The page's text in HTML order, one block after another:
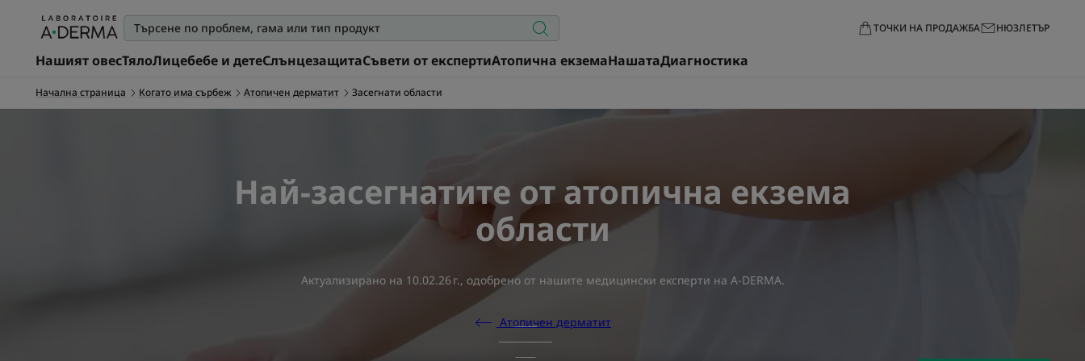
ТОЧКИ НА ПРОДАЖБА НЮЗЛЕТЪР
Нашият овесТялоЛицебебе и детеСлънцезащитаСъвети от експертиАтопична екземаНашатаДиагностика
Начална страница Когато има сърбеж Атопичен дерматит Засегнати области
Най-засегнатите от атопична екзема
области
Актуализирано на 10.02.26 г., одобрено от нашите медицински експерти на A-DERMA.
Атопичен дерматит